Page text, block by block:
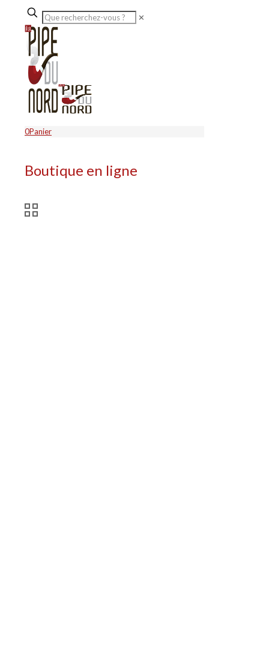
✕
0Panier
Boutique en ligne